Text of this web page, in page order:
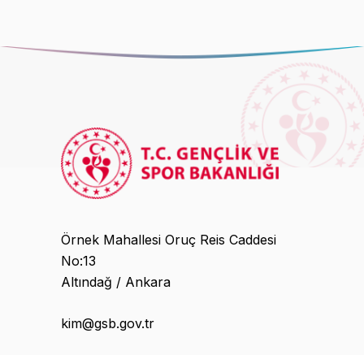
Örnek Mahallesi Oruç Reis Caddesi
No:13
Altındağ / Ankara
kim@gsb.gov.tr